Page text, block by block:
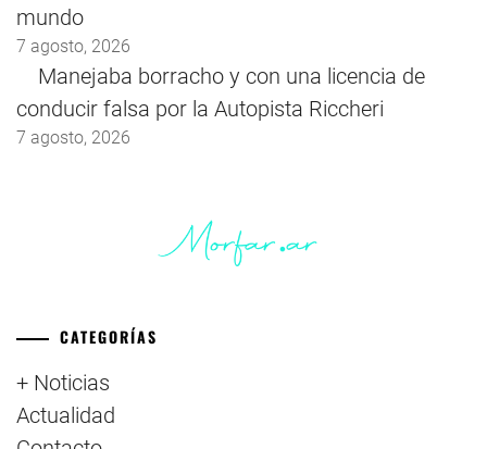
mundo
7 agosto, 2026
Manejaba borracho y con una licencia de
conducir falsa por la Autopista Riccheri
7 agosto, 2026
CATEGORÍAS
+ Noticias
Actualidad